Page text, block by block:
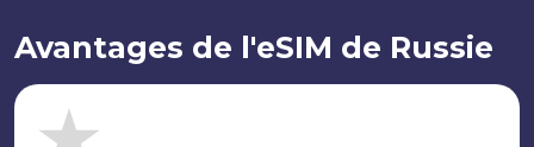
Avantages de l'eSIM de Russie